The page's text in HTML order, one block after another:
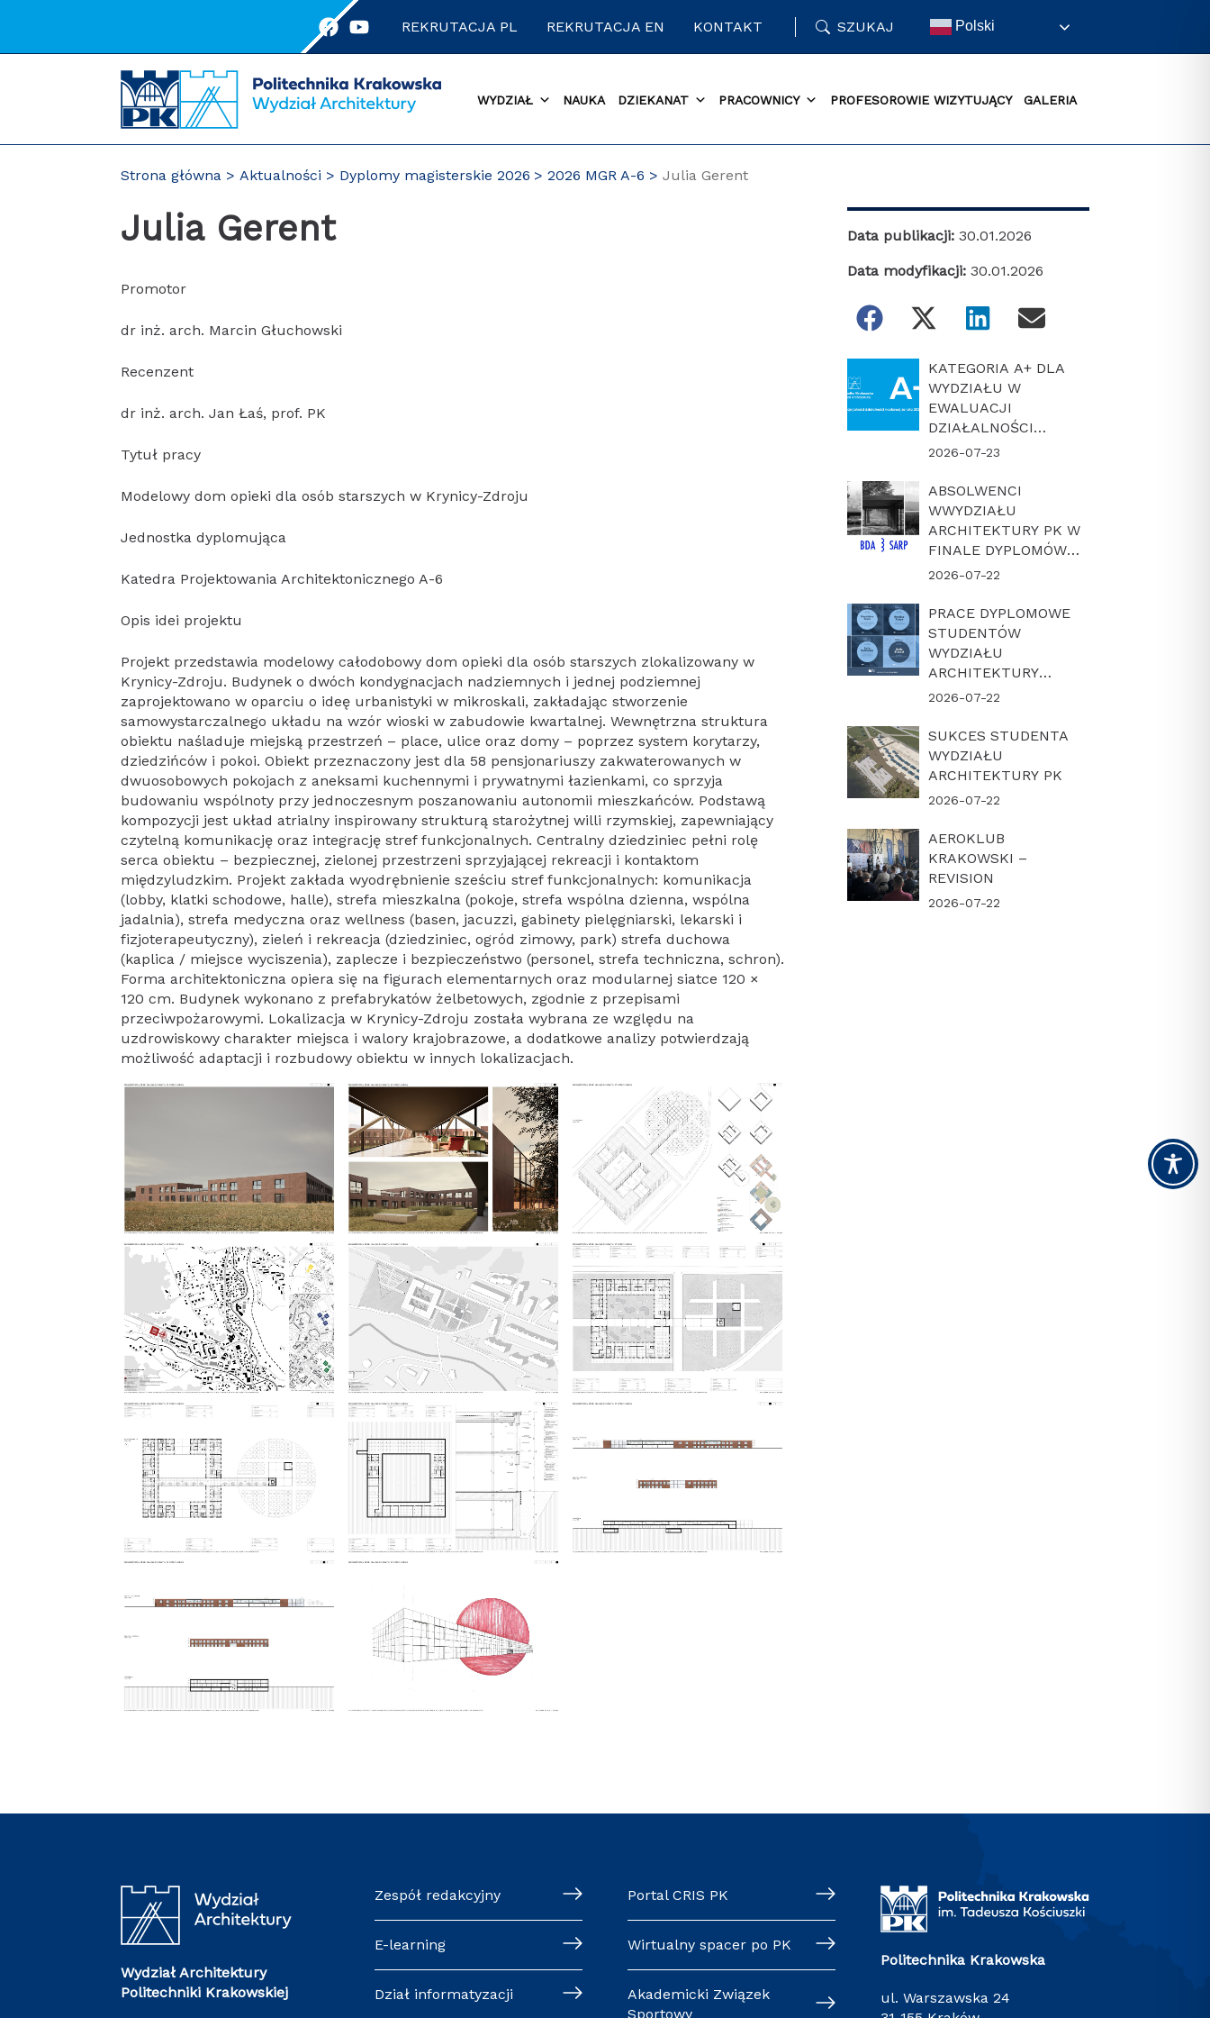
REKRUTACJA PL REKRUTACJA EN KONTAKT SZUKAJ Polski
WYDZIAŁ NAUKA DZIEKANAT PRACOWNICY PROFESOROWIE WIZYTUJĄCY GALERIA
Strona główna Aktualności Dyplomy magisterskie 2026 2026 MGR A-6 Julia Gerent
Julia Gerent
Promotor
dr inż. arch. Marcin Głuchowski
Recenzent
dr inż. arch. Jan Łaś, prof. PK
Tytuł pracy
Modelowy dom opieki dla osób starszych w Krynicy-Zdroju
Jednostka dyplomująca
Katedra Projektowania Architektonicznego A-6
Opis idei projektu
Projekt przedstawia modelowy całodobowy dom opieki dla osób starszych zlokalizowany w
Krynicy-Zdroju. Budynek o dwóch kondygnacjach nadziemnych i jednej podziemnej
zaprojektowano w oparciu o ideę urbanistyki w mikroskali, zakładając stworzenie
samowystarczalnego układu na wzór wioski w zabudowie kwartalnej. Wewnętrzna struktura
obiektu naśladuje miejską przestrzeń – place, ulice oraz domy – poprzez system korytarzy,
dziedzińców i pokoi. Obiekt przeznaczony jest dla 58 pensjonariuszy zakwaterowanych w
dwuosobowych pokojach z aneksami kuchennymi i prywatnymi łazienkami, co sprzyja
budowaniu wspólnoty przy jednoczesnym poszanowaniu autonomii mieszkańców. Podstawą
kompozycji jest układ atrialny inspirowany strukturą starożytnej willi rzymskiej, zapewniający
czytelną komunikację oraz integrację stref funkcjonalnych. Centralny dziedziniec pełni rolę
serca obiektu – bezpiecznej, zielonej przestrzeni sprzyjającej rekreacji i kontaktom
międzyludzkim. Projekt zakłada wyodrębnienie sześciu stref funkcjonalnych: komunikacja
(lobby, klatki schodowe, halle), strefa mieszkalna (pokoje, strefa wspólna dzienna, wspólna
jadalnia), strefa medyczna oraz wellness (basen, jacuzzi, gabinety pielęgniarski, lekarski i
fizjoterapeutyczny), zieleń i rekreacja (dziedziniec, ogród zimowy, park) strefa duchowa
(kaplica / miejsce wyciszenia), zaplecze i bezpieczeństwo (personel, strefa techniczna, schron).
Forma architektoniczna opiera się na figurach elementarnych oraz modularnej siatce 120 ×
120 cm. Budynek wykonano z prefabrykatów żelbetowych, zgodnie z przepisami
przeciwpożarowymi. Lokalizacja w Krynicy-Zdroju została wybrana ze względu na
uzdrowiskowy charakter miejsca i walory krajobrazowe, a dodatkowe analizy potwierdzają
możliwość adaptacji i rozbudowy obiektu w innych lokalizacjach.
Data publikacji: 30.01.2026
Data modyfikacji: 30.01.2026
KATEGORIA A+ DLA
WYDZIAŁU W
EWALUACJI
DZIAŁALNOŚCI
NAUKOWEJ W
2026-07-23
ABSOLWENCI
WWYDZIAŁU
ARCHITEKTURY PK W
FINALE DYPLOMÓW
ROKU BDA-SARP 2026
2026-07-22
PRACE DYPLOMOWE
STUDENTÓW
WYDZIAŁU
ARCHITEKTURY
POLITECHNIKI
FINALE KONKURSU
„DYPLOM Z
ARCHICADEM 2026”
2026-07-22
SUKCES STUDENTA
WYDZIAŁU
ARCHITEKTURY PK
2026-07-22
AEROKLUB
KRAKOWSKI –
REVISION
2026-07-22
Wydział Architektury
Politechniki Krakowskiej
Zespół redakcyjny
E-learning
Dział informatyzacji
Portal CRIS PK
Wirtualny spacer po PK
Akademicki Związek
Sportowy
Politechnika Krakowska
ul. Warszawska 24